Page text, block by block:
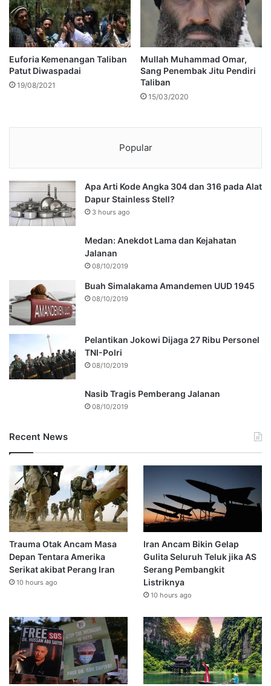
Euforia Kemenangan Taliban
Patut Diwaspadai
19/08/2021
Mullah Muhammad Omar,
Sang Penembak Jitu Pendiri
Taliban
15/03/2020
Popular
Apa Arti Kode Angka 304 dan 316 pada Alat
Dapur Stainless Stell?
3 hours ago
Medan: Anekdot Lama dan Kejahatan
Jalanan
08/10/2019
Buah Simalakama Amandemen UUD 1945
08/10/2019
Pelantikan Jokowi Dijaga 27 Ribu Personel
TNI-Polri
08/10/2019
Nasib Tragis Pemberang Jalanan
08/10/2019
Recent News
Trauma Otak Ancam Masa
Depan Tentara Amerika
Serikat akibat Perang Iran
10 hours ago
Iran Ancam Bikin Gelap
Gulita Seluruh Teluk jika AS
Serang Pembangkit
Listriknya
10 hours ago